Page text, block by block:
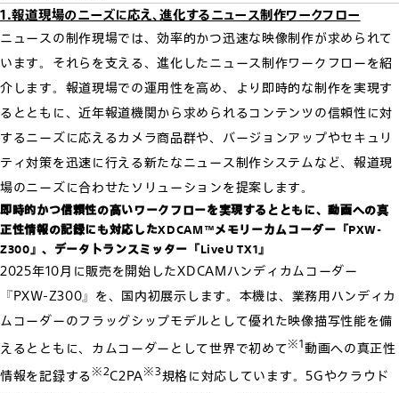
1.報道現場のニーズに応え、進化するニュース制作ワークフロー
ニュースの制作現場では、効率的かつ迅速な映像制作が求められて
います。それらを支える、進化したニュース制作ワークフローを紹
介します。報道現場での運用性を高め、より即時的な制作を実現す
るとともに、近年報道機関から求められるコンテンツの信頼性に対
するニーズに応えるカメラ商品群や、バージョンアップやセキュリ
ティ対策を迅速に行える新たなニュース制作システムなど、報道現
場のニーズに合わせたソリューションを提案します。
即時的かつ信頼性の高いワークフローを実現するとともに、動画への真
正性情報の記録にも対応したXDCAM™メモリーカムコーダー『PXW-
Z300』、データトランスミッター『LiveU TX1』
2025年10月に販売を開始したXDCAMハンディカムコーダー
『PXW-Z300』を、国内初展示します。本機は、業務用ハンディカ
ムコーダーのフラッグシップモデルとして優れた映像描写性能を備
えるとともに、カムコーダーとして世界で初めて※1 動画への真正性
情報を記録する ※2C2PA ※3規格に対応しています。5Gやクラウド